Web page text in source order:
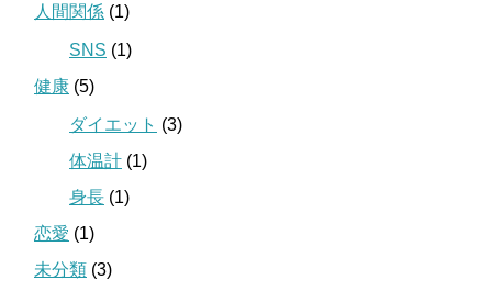
人間関係 (1)
SNS (1)
健康 (5)
ダイエット (3)
体温計 (1)
身長 (1)
恋愛 (1)
未分類 (3)